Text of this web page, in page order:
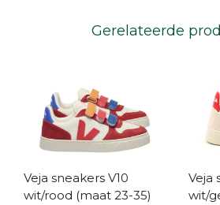
Gerelateerde
Veja sneakers V10
wit/rood (maat 23-35)
Veja
wit/